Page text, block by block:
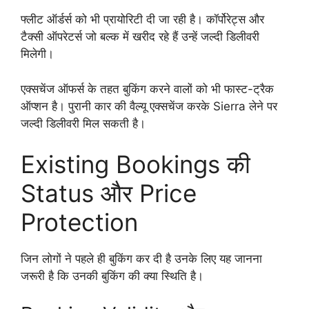
फ्लीट ऑर्डर्स को भी प्रायोरिटी दी जा रही है। कॉर्पोरेट्स और
टैक्सी ऑपरेटर्स जो बल्क में खरीद रहे हैं उन्हें जल्दी डिलीवरी
मिलेगी।
एक्सचेंज ऑफर्स के तहत बुकिंग करने वालों को भी फास्ट-ट्रैक
ऑप्शन है। पुरानी कार की वैल्यू एक्सचेंज करके Sierra लेने पर
जल्दी डिलीवरी मिल सकती है।
Existing Bookings की
Status और Price
Protection
जिन लोगों ने पहले ही बुकिंग कर दी है उनके लिए यह जानना
जरूरी है कि उनकी बुकिंग की क्या स्थिति है।